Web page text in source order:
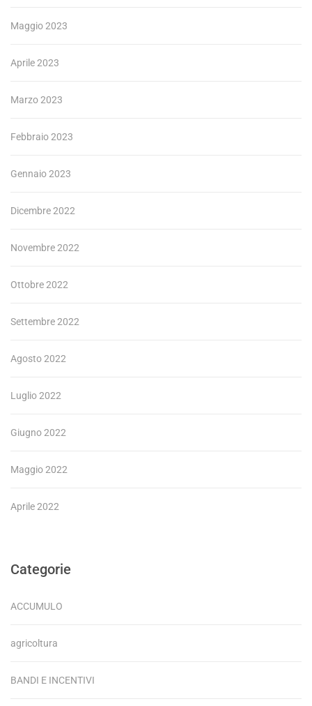
Maggio 2023
Aprile 2023
Marzo 2023
Febbraio 2023
Gennaio 2023
Dicembre 2022
Novembre 2022
Ottobre 2022
Settembre 2022
Agosto 2022
Luglio 2022
Giugno 2022
Maggio 2022
Aprile 2022
Categorie
ACCUMULO
agricoltura
BANDI E INCENTIVI